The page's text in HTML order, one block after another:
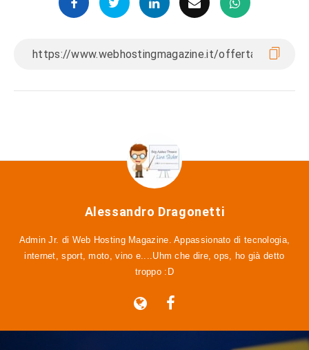
Alessandro Dragonetti
Admin Jr. di Web Hosting Magazine. Appassionato di tecnologia,
internet, sport, moto, vino e....Uhm che dire, ops, ho già detto
troppo :D